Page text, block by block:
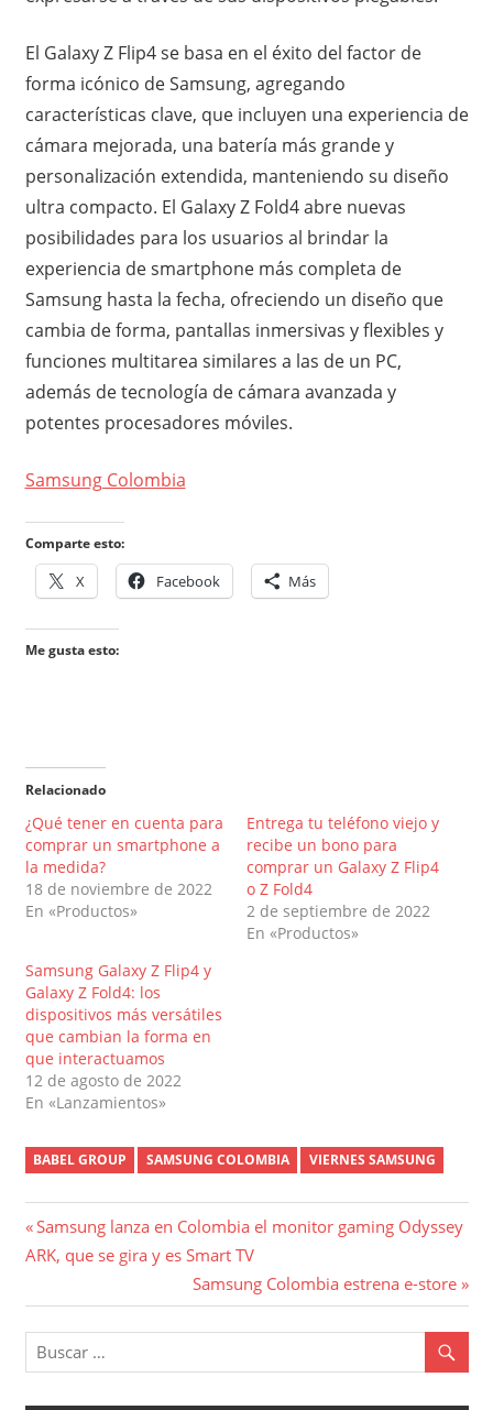
El Galaxy Z Flip4 se basa en el éxito del factor de
forma icónico de Samsung, agregando
características clave, que incluyen una experiencia de
cámara mejorada, una batería más grande y
personalización extendida, manteniendo su diseño
ultra compacto. El Galaxy Z Fold4 abre nuevas
posibilidades para los usuarios al brindar la
experiencia de smartphone más completa de
Samsung hasta la fecha, ofreciendo un diseño que
cambia de forma, pantallas inmersivas y flexibles y
funciones multitarea similares a las de un PC,
además de tecnología de cámara avanzada y
potentes procesadores móviles.
Samsung Colombia
Comparte esto:
X Facebook Más
Me gusta esto:
Relacionado
¿Qué tener en cuenta para
comprar un smartphone a
la medida?
18 de noviembre de 2022
En «Productos»
Entrega tu teléfono viejo y
recibe un bono para
comprar un Galaxy Z Flip4
o Z Fold4
2 de septiembre de 2022
En «Productos»
Samsung Galaxy Z Flip4 y
Galaxy Z Fold4: los
dispositivos más versátiles
que cambian la forma en
que interactuamos
12 de agosto de 2022
En «Lanzamientos»
BABEL GROUP SAMSUNG COLOMBIA VIERNES SAMSUNG
Navegación
de
entradas
Entrada
anterior:
Samsung lanza en Colombia el monitor gaming Odyssey
ARK, que se gira y es Smart TV
Entrada
siguiente:
Samsung Colombia estrena e-store